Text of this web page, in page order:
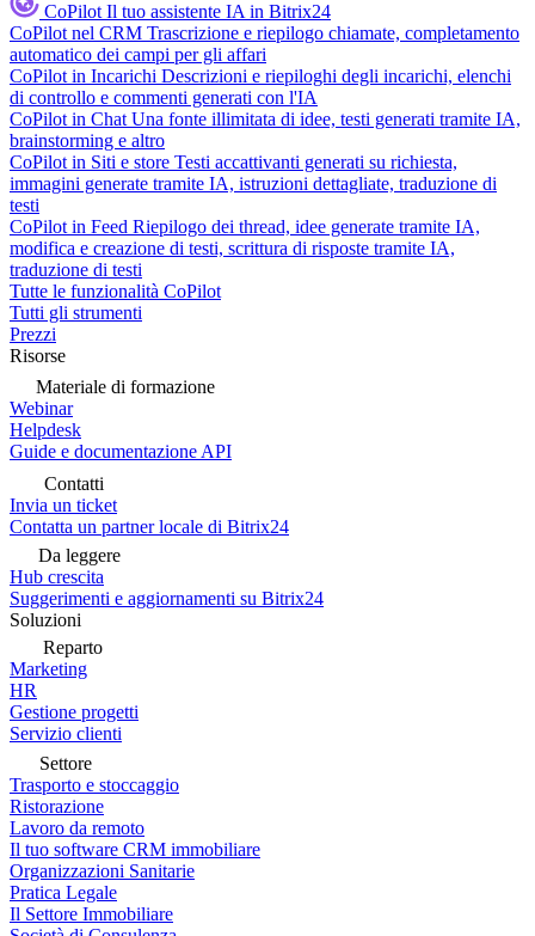
CoPilot Il tuo assistente IA in Bitrix24
CoPilot nel CRM Trascrizione e riepilogo chiamate, completamento
automatico dei campi per gli affari
CoPilot in Incarichi Descrizioni e riepiloghi degli incarichi, elenchi
di controllo e commenti generati con l'IA
CoPilot in Chat Una fonte illimitata di idee, testi generati tramite IA,
brainstorming e altro
CoPilot in Siti e store Testi accattivanti generati su richiesta,
immagini generate tramite IA, istruzioni dettagliate, traduzione di
testi
CoPilot in Feed Riepilogo dei thread, idee generate tramite IA,
modifica e creazione di testi, scrittura di risposte tramite IA,
traduzione di testi
Tutte le funzionalità CoPilot
Tutti gli strumenti
Prezzi
Risorse
Materiale di formazione
Webinar
Helpdesk
Guide e documentazione API
Contatti
Invia un ticket
Contatta un partner locale di Bitrix24
Da leggere
Hub crescita
Suggerimenti e aggiornamenti su Bitrix24
Soluzioni
Reparto
Marketing
HR
Gestione progetti
Servizio clienti
Settore
Trasporto e stoccaggio
Ristorazione
Lavoro da remoto
Il tuo software CRM immobiliare
Organizzazioni Sanitarie
Pratica Legale
Il Settore Immobiliare